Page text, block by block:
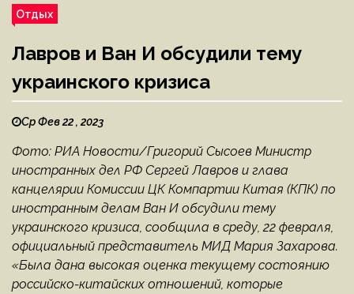
Отдых
Лавров и Ван И обсудили тему
украинского кризиса
Ср Фев 22 , 2023
Фото: РИА Новости/Григорий Сысоев Министр
иностранных дел РФ Сергей Лавров и глава
канцелярии Комиссии ЦК Компартии Китая (КПК) по
иностранным делам Ван И обсудили тему
украинского кризиса, сообщила в среду, 22 февраля,
официальный представитель МИД Мария Захарова.
«Была дана высокая оценка текущему состоянию
российско-китайских отношений, которые